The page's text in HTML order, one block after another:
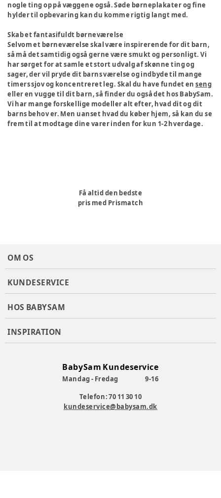
nogle ting op på væggene også. Søde børneplakater og fine
hylder til opbevaring kan du komme rigtig langt med.
Skab et fantasifuldt børneværelse
Selvom et børneværelse skal være inspirerende for dit barn,
så må det samtidig også gerne være smukt og personligt. Vi
har sørget for at samle et stort udvalg af skønne ting og
sager, der vil pryde dit barns værelse og indbyde til mange
timers sjov og koncentreret leg. Skal du have fundet enseng
eller en vugge til dit barn, så finder du også det hos BabySam.
Vi har mange forskellige modeller alt efter, hvad dit og dit
barns behov er. Men uanset hvad du køber hjem, så kan du se
frem til at modtage dine varer inden for kun 1-2 hverdage.
Få altid den bedste
pris med Prismatch
OM OS
KUNDESERVICE
HOS BABYSAM
INSPIRATION
BabySam Kundeservice
Mandag - Fredag
9-16
Telefon: 70 11 30 10
kundeservice@babysam.dk